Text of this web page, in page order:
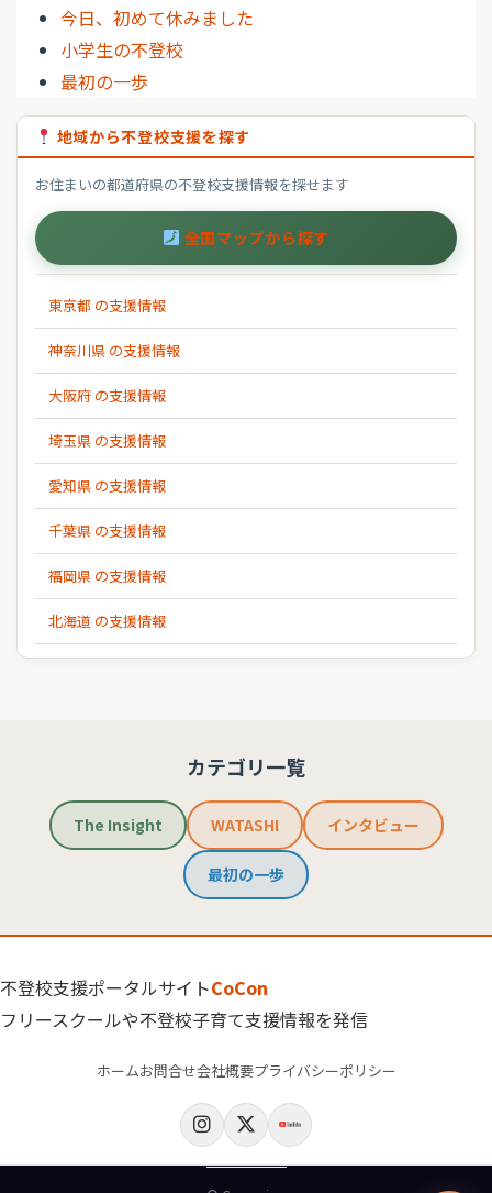
今日、初めて休みました
小学生の不登校
最初の一歩
地域から不登校支援を探す
お住まいの都道府県の不登校支援情報を探せます
全国マップから探す
東京都 の支援情報
神奈川県 の支援情報
大阪府 の支援情報
埼玉県 の支援情報
愛知県 の支援情報
千葉県 の支援情報
福岡県 の支援情報
北海道 の支援情報
カテゴリ一覧
The Insight WATASHI インタビュー
最初の一歩
不登校支援ポータルサイトCoCon
フリースクールや不登校子育て支援情報を発信
ホームお問合せ会社概要プライバシーポリシー